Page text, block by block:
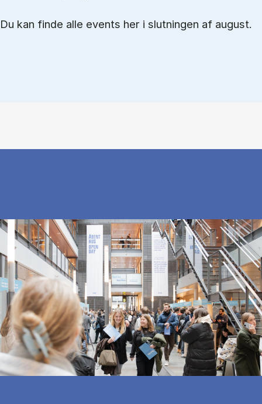
Du kan finde alle events her i slutningen af august.